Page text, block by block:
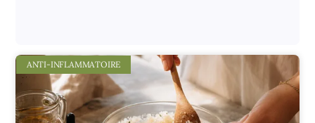
ANTI-INFLAMMATOIRE